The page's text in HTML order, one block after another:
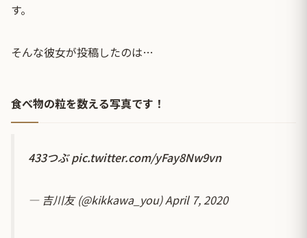
す。
そんな彼女が投稿したのは…
食べ物の粒を数える写真です！
433つぶpic.twitter.com/yFay8Nw9vn
— 吉川友 (@kikkawa_you)April 7, 2020